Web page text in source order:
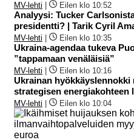
MV-lehti Eilen klo 10:52
Analyysi: Tucker
presidentti? | Tarik Cyril
MV-lehti Eilen klo 10:35
Ukraina-agendaa tukeva
”tappamaan venäläisiä”
MV-lehti Eilen klo 10:16
Ukrainan hyökkäyslennokki
strategisen energiakohteen
MV-lehti Eilen klo 10:04